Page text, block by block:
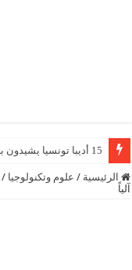
15 أديبا تونسيا يشيدون بتكريم الشاعر علي الدرورة
الرئيسية / علوم وتكنولوجيا /
آلياً